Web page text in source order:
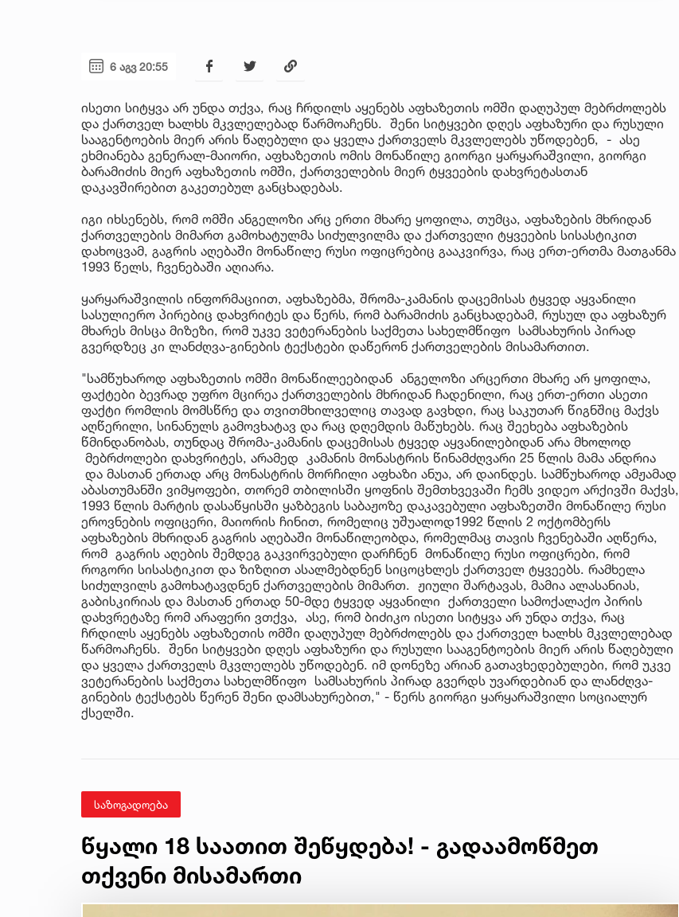
6 აგვ 20:55
ისეთი სიტყვა არ უნდა თქვა, რაც ჩრდილს აყენებს აფხაზეთის ომში დაღუპულ მებრძოლებს
და ქართველ ხალხს მკვლელებად წარმოაჩენს. შენი სიტყვები დღეს აფხაზური და რუსული
სააგენტოების მიერ არის წაღებული და ყველა ქართველს მკვლელებს უწოდებენ, - ასე
ეხმიანება გენერალ-მაიორი, აფხაზეთის ომის მონაწილე გიორგი ყარყარაშვილი, გიორგი
ბარამიძის მიერ აფხაზეთის ომში, ქართველების მიერ ტყვეების დახვრეტასთან
დაკავშირებით გაკეთებულ განცხადებას.
იგი იხსენებს, რომ ომში ანგელოზი არც ერთი მხარე ყოფილა, თუმცა, აფხაზების მხრიდან
ქართველების მიმართ გამოხატულმა სიძულვილმა და ქართველი ტყვეების სისასტიკით
დახოცვამ, გაგრის აღებაში მონაწილე რუსი ოფიცრებიც გააკვირვა, რაც ერთ-ერთმა მათგანმა
1993 წელს, ჩვენებაში აღიარა.
ყარყარაშვილის ინფორმაციით, აფხაზებმა, შრომა-კამანის დაცემისას ტყვედ აყვანილი
სასულიერო პირებიც დახვრიტეს და წერს, რომ ბარამიძის განცხადებამ, რუსულ და აფხაზურ
მხარეს მისცა მიზეზი, რომ უკვე ვეტერანების საქმეთა სახელმწიფო სამსახურის პირად
გვერდზეც კი ლანძღვა-გინების ტექსტები დაწერონ ქართველების მისამართით.
"სამწუხაროდ აფხაზეთის ომში მონაწილეებიდან ანგელოზი არცერთი მხარე არ ყოფილა,
ფაქტები ბევრად უფრო მცირეა ქართველების მხრიდან ჩადენილი, რაც ერთ-ერთი ასეთი
ფაქტი რომლის მომსწრე და თვითმხილველიც თავად გავხდი, რაც საკუთარ წიგნშიც მაქვს
აღწერილი, სინანულს გამოვხატავ და რაც დღემდის მაწუხებს. რაც შეეხება აფხაზების
წმინდანობას, თუნდაც შრომა-კამანის დაცემისას ტყვედ აყვანილებიდან არა მხოლოდ
მებრძოლები დახვრიტეს, არამედ კამანის მონასტრის წინამძღვარი 25 წლის მამა ანდრია
და მასთან ერთად არც მონასტრის მორჩილი აფხაზი ანუა, არ დაინდეს. სამწუხაროდ ამჟამად
აბასთუმანში ვიმყოფები, თორემ თბილისში ყოფნის შემთხვევაში ჩემს ვიდეო არქივში მაქვს,
1993 წლის მარტის დასაწყისში ყაზბეგის საბაჟოზე დაკავებული აფხაზეთში მონაწილე რუსი
ეროვნების ოფიცერი, მაიორის ჩინით, რომელიც უშუალოდ1992 წლის 2 ოქტომბერს
აფხაზების მხრიდან გაგრის აღებაში მონაწილეობდა, რომელმაც თავის ჩვენებაში აღწერა,
რომ გაგრის აღების შემდეგ გაკვირვებული დარჩნენ მონაწილე რუსი ოფიცრები, რომ
როგორი სისასტიკით და ზიზღით ასალმებდნენ სიცოცხლეს ქართველ ტყვეებს. რამხელა
სიძულვილს გამოხატავდნენ ქართველების მიმართ. ჟიული შარტავას, მამია ალასანიას,
გაბისკირიას და მასთან ერთად 50-მდე ტყვედ აყვანილი ქართველი სამოქალაქო პირის
დახვრეტაზე რომ არაფერი ვთქვა, ასე, რომ ბიძიკო ისეთი სიტყვა არ უნდა თქვა, რაც
ჩრდილს აყენებს აფხაზეთის ომში დაღუპულ მებრძოლებს და ქართველ ხალხს მკვლელებად
წარმოაჩენს. შენი სიტყვები დღეს აფხაზური და რუსული სააგენტოების მიერ არის წაღებული
და ყველა ქართველს მკვლელებს უწოდებენ. იმ დონეზე არიან გათავხედებულები, რომ უკვე
ვეტერანების საქმეთა სახელმწიფო სამსახურის პირად გვერდს უვარდებიან და ლანძღვა-
გინების ტექსტებს წერენ შენი დამსახურებით," - წერს გიორგი ყარყარაშვილი სოციალურ
ქსელში.
საზოგადოება
წყალი 18 საათით შეწყდება! - გადაამოწმეთ
თქვენი მისამართი